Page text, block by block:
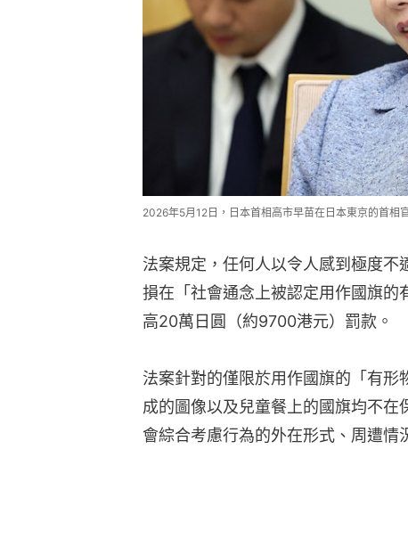
2026年5月12日，日本首相高市早苗在日本東京的首相
法案規定，任何人以令人感到極度
損在「社會通念上被認定用作國旗的
高20萬日圓（約9700港元）罰款。
法案針對的僅限於用作國旗的「有
成的圖像以及兒童餐上的國旗均不
會綜合考慮行為的外在形式、周遭情